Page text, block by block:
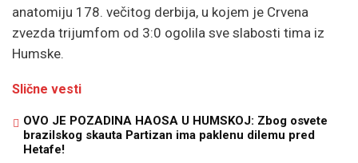
anatomiju 178. večitog derbija, u kojem je Crvena
zvezda trijumfom od 3:0 ogolila sve slabosti tima iz
Humske.
Slične vesti
OVO JE POZADINA HAOSA U HUMSKOJ: Zbog osvete
brazilskog skauta Partizan ima paklenu dilemu pred
Hetafe!